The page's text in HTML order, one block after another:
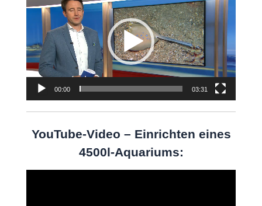
Player
00:00 03:31
YouTube-Video – Einrichten eines
4500l-Aquariums: